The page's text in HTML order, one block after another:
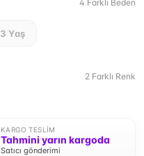
4 Farklı Beden
3 Yaş
2 Farklı Renk
KARGO TESLIM
Tahmini yarın kargoda
Satıcı gönderimi